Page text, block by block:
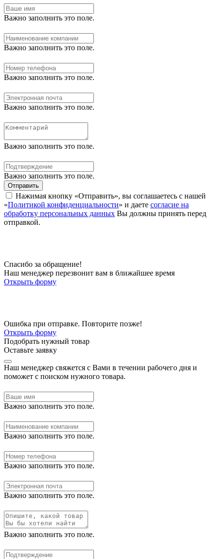
Важно заполнить это поле.
Важно заполнить это поле.
Важно заполнить это поле.
Важно заполнить это поле.
Важно заполнить это поле.
Важно заполнить это поле.
Отправить
Нажимая кнопку «Отправить», вы соглашаетесь с нашей
«Политикой конфиденциальности» и даете согласие на
обработку персональных данных Вы должны принять перед
отправкой.
Спасибо за обращение!
Наш менеджер перезвонит вам в ближайшее время
Открыть форму
Ошибка при отправке. Повторите позже!
Открыть форму
Подобрать нужный товар
Оставьте заявку
Наш менеджер свяжется с Вами в течении рабочего дня и
поможет с поиском нужного товара.
Важно заполнить это поле.
Важно заполнить это поле.
Важно заполнить это поле.
Важно заполнить это поле.
Важно заполнить это поле.